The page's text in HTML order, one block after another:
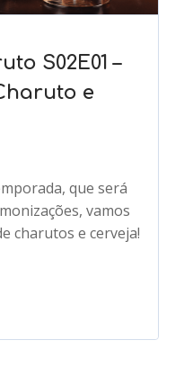
S02E01 –
e
que será
vamos
charutos e cerveja!